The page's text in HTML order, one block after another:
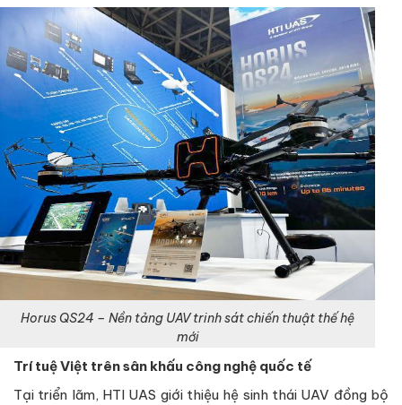
Horus QS24 – Nền tảng UAV trinh sát chiến thuật thế hệ
mới
Trí tuệ Việt trên sân khấu công nghệ quốc tế
Tại triển lãm, HTI UAS giới thiệu hệ sinh thái UAV đồng bộ